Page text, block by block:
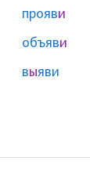
прояви
объяви
выяви